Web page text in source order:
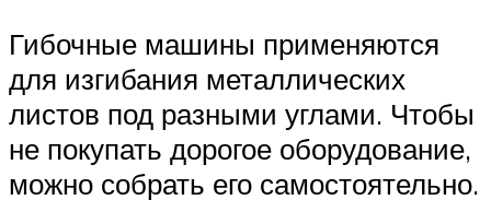
Гибочные машины применяются
для изгибания металлических
листов под разными углами. Чтобы
не покупать дорогое оборудование,
можно собрать его самостоятельно.